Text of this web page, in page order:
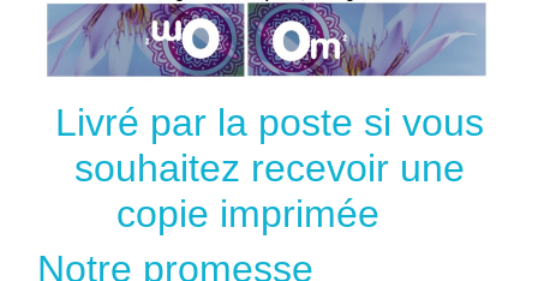
Livré par la poste si vous
souhaitez recevoir une
copie imprimée
Notre promesse